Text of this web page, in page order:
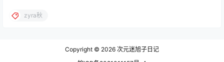
zyra秋
Copyright © 2026 次元迷旭子日记